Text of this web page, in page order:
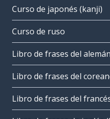
Curso de japonés (kanji)
Curso de ruso
Libro de frases del alemán
Libro de frases del
Libro de frases del